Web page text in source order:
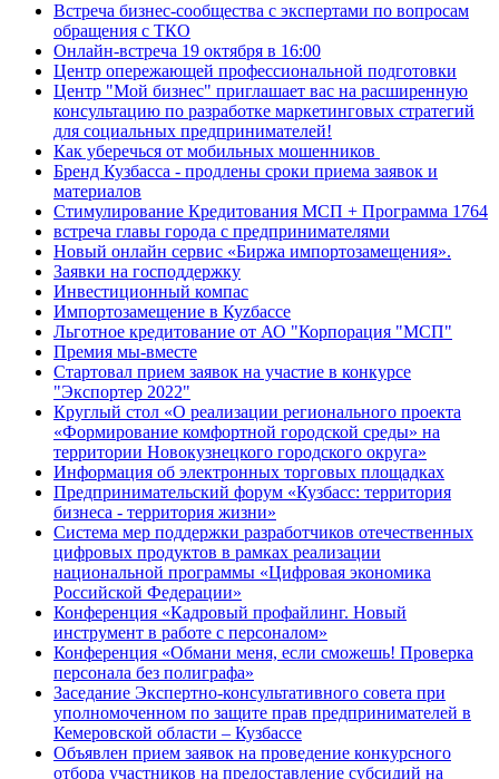
Встреча бизнес-сообщества с экспертами по вопросам
обращения с ТКО
Онлайн-встреча 19 октября в 16:00
Центр опережающей профессиональной подготовки
Центр "Мой бизнес" приглашает вас на расширенную
консультацию по разработке маркетинговых стратегий
для социальных предпринимателей!
Как уберечься от мобильных мошенников
Бренд Кузбасса - продлены сроки приема заявок и
материалов
Стимулирование Кредитования МСП + Программа 1764
встреча главы города с предпринимателями
Новый онлайн сервис «Биржа импортозамещения».
Заявки на господдержку
Инвестиционный компас
Импортозамещение в Куzбассе
Льготное кредитование от АО "Корпорация "МСП"
Премия мы-вместе
Стартовал прием заявок на участие в конкурсе
"Экспортер 2022"
Круглый стол «О реализации регионального проекта
«Формирование комфортной городской среды» на
территории Новокузнецкого городского округа»
Информация об электронных торговых площадках
Предпринимательский форум «Кузбасс: территория
бизнеса - территория жизни»
Система мер поддержки разработчиков отечественных
цифровых продуктов в рамках реализации
национальной программы «Цифровая экономика
Российской Федерации»
Конференция «Кадровый профайлинг. Новый
инструмент в работе с персоналом»
Конференция «Обмани меня, если сможешь! Проверка
персонала без полиграфа»
Заседание Экспертно-консультативного совета при
уполномоченном по защите прав предпринимателей в
Кемеровской области – Кузбассе
Объявлен прием заявок на проведение конкурсного
отбора участников на предоставление субсидий на